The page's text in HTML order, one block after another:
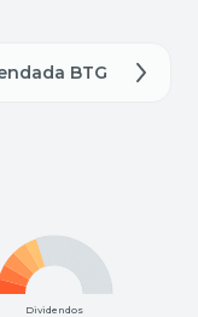
BTG
Dividendos